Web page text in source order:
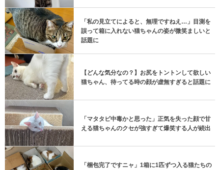
「私の見立てによると、無理ですねえ…」目測を
誤って箱に入れない猫ちゃんの姿が微笑ましいと
話題に
【どんな気分なの？】お尻をトントンして欲しい
猫ちゃん、待ってる時の顔が虚無すぎると話題に
「マタタビ中毒かと思った」正気を失った顔で甘
える猫ちゃんのクセが強すぎて爆笑する人が続出
「梱包完了ですニャ」1箱に1匹ずつ入る猫たちの